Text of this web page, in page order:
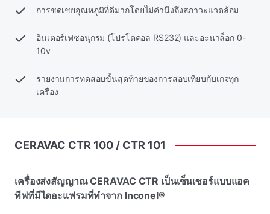
การชดเชยอุณหภูมิที่ดีมากโดยไม่คํานึงถึงสภาวะแวดล้อม
อินเตอร์เฟซอนุกรม (โปรโตคอล RS232) และอะนาล็อก 0-
10v
รายงานการทดสอบขั้นสุดท้ายของการสอบเทียบกับเกจทุก
เครื่อง
CERAVAC CTR 100 / CTR 101
เครื่องส่งสัญญาณ CERAVAC CTR เป็นเซ็นเซอร์แบบแอค
ทีฟที่มีไดอะแฟรมที่ทําจาก Inconel®